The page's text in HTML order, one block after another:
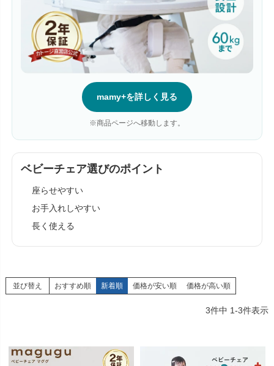
mamy+を詳しく見る
※商品ページへ移動します。
ベビーチェア選びのポイント
座らせやすい
お手入れしやすい
長く使える
並び替え おすすめ順 新着順 価格が安い順 価格が高い順
3件中 1-3件表示